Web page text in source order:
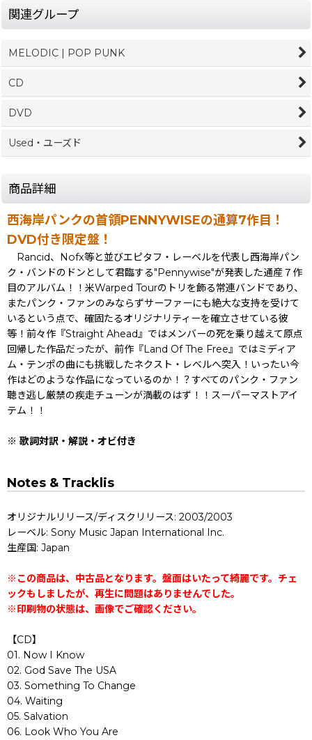
関連グループ
MELODIC | POP PUNK
CD
DVD
Used・ユーズド
商品詳細
西海岸パンクの首領PENNYWISEの通算7作目！
DVD付き限定盤！
Rancid、Nofx等と並びエピタフ・レーベルを代表し西海岸パン
ク・バンドのドンとして君臨する"Pennywise"が発表した通産７作
目のアルバム！！米Warped Tourのトリを飾る常連バンドであり、
またパンク・ファンのみならずサーファーにも絶大な支持を受けて
いるという点で、確固たるオリジナリティーを確立させている彼
等！前々作『Straight Ahead』ではメンバーの死を乗り越えて原点
回帰した作品だったが、前作『Land Of The Free』ではミディア
ム・テンポの曲にも挑戦したネクスト・レベルへ突入！いったい今
作はどのような作品になっているのか！？すべてのパンク・ファン
聴き逃し厳禁の疾走チューンが満載のはず！！スーパーマストアイ
テム！！
※ 歌詞対訳・解説・オビ付き
Notes & Tracklis
オリジナルリリース/ディスクリリース: 2003/2003
レーベル: Sony Music Japan International Inc.
生産国: Japan
※この商品は、中古品となります。盤面はいたって綺麗です。チェ
ックもしましたが、再生に問題はありませんでした。
※印刷物の状態は、画像でご確認ください。
【CD】
01. Now I Know
02. God Save The USA
03. Something To Change
04. Waiting
05. Salvation
06. Look Who You Are